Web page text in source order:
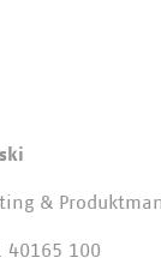
&
40165 100